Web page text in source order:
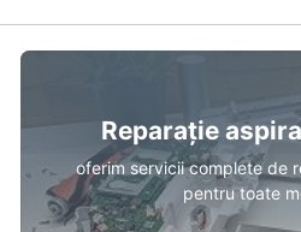
Reparație
oferim servicii complete de
pentru toate